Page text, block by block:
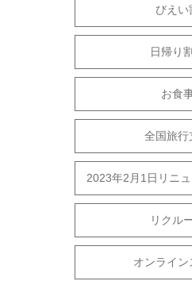
びえい
日帰り
お食
全国旅行
2023年2月1日リニ
リクル
オンライン